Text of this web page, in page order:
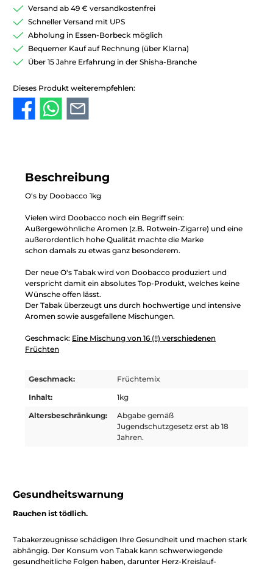
Versand ab 49 € versandkostenfrei
Schneller Versand mit UPS
Abholung in Essen-Borbeck möglich
Bequemer Kauf auf Rechnung (über Klarna)
Über 15 Jahre Erfahrung in der Shisha-Branche
Dieses Produkt weiterempfehlen:
Beschreibung
O's by Doobacco 1kg
Vielen wird Doobacco noch ein Begriff sein:
Außergewöhnliche Aromen (z.B. Rotwein-Zigarre) und eine
außerordentlich hohe Qualität machte die Marke
schon damals zu etwas ganz besonderem.
Der neue O's Tabak wird von Doobacco produziert und
verspricht damit ein absolutes Top-Produkt, welches keine
Wünsche offen lässt.
Der Tabak überzeugt uns durch hochwertige und intensive
Aromen sowie ausgefallene Mischungen.
Geschmack: Eine Mischung von 16 (!!) verschiedenen
Früchten
Geschmack:
Früchtemix
Inhalt:
1kg
Altersbeschränkung:
Abgabe gemäß
Jugendschutzgesetz erst ab 18
Jahren.
Gesundheitswarnung
Rauchen ist tödlich.
Tabakerzeugnisse schädigen Ihre Gesundheit und machen stark
abhängig. Der Konsum von Tabak kann schwerwiegende
gesundheitliche Folgen haben, darunter Herz-Kreislauf-